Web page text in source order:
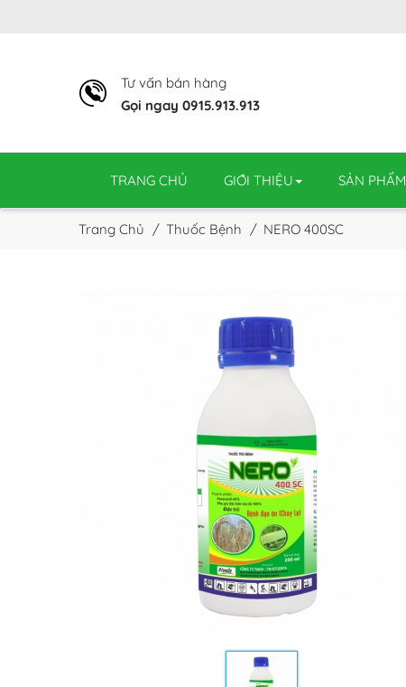
Tư vấn bán hàng
Gọi ngay 0915.913.913
TRANG CHỦ GIỚI THIỆU SẢN PHẨM
Trang Chủ Thuốc Bệnh NERO 400SC